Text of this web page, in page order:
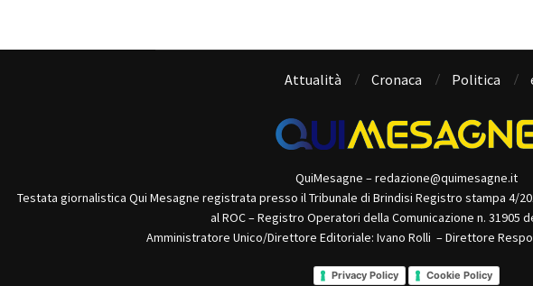
Attualità Cronaca Politica
QuiMesagne – redazione@quimesagne.it
Testata giornalistica Qui Mesagne registrata presso il Tribunale di Brindisi Registro stampa 4/
al ROC – Registro Operatori della Comunicazione n. 31905
Amministratore Unico/Direttore Editoriale: Ivano Rolli – Direttore
Privacy Policy Cookie Policy